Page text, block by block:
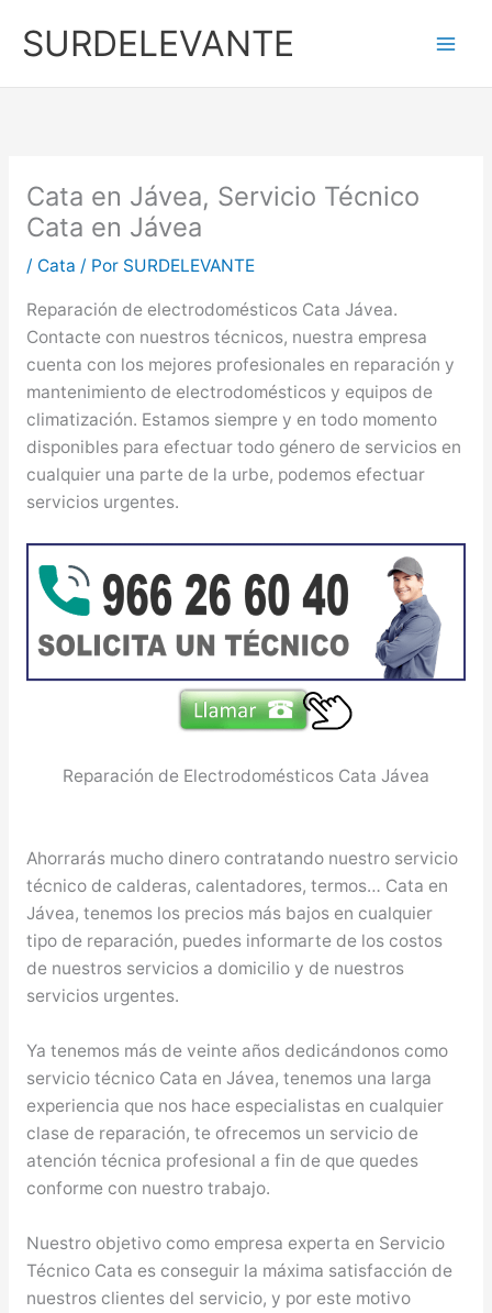
SURDELEVANTE
Cata en Jávea, Servicio Técnico
Cata en Jávea
/ Cata / Por SURDELEVANTE
Reparación de electrodomésticos Cata Jávea.
Contacte con nuestros técnicos, nuestra empresa
cuenta con los mejores profesionales en reparación y
mantenimiento de electrodomésticos y equipos de
climatización. Estamos siempre y en todo momento
disponibles para efectuar todo género de servicios en
cualquier una parte de la urbe, podemos efectuar
servicios urgentes.
Reparación de Electrodomésticos Cata Jávea
Ahorrarás mucho dinero contratando nuestro servicio
técnico de calderas, calentadores, termos… Cata en
Jávea, tenemos los precios más bajos en cualquier
tipo de reparación, puedes informarte de los costos
de nuestros servicios a domicilio y de nuestros
servicios urgentes.
Ya tenemos más de veinte años dedicándonos como
servicio técnico Cata en Jávea, tenemos una larga
experiencia que nos hace especialistas en cualquier
clase de reparación, te ofrecemos un servicio de
atención técnica profesional a fin de que quedes
conforme con nuestro trabajo.
Nuestro objetivo como empresa experta en Servicio
Técnico Cata es conseguir la máxima satisfacción de
nuestros clientes del servicio, y por este motivo